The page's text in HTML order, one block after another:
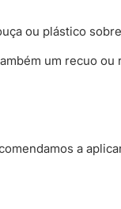
ou plástico
um recuo
a